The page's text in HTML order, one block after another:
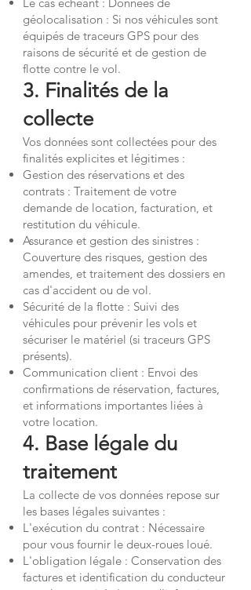
géolocalisation : Si nos véhicules sont
équipés de traceurs GPS pour des
raisons de sécurité et de gestion de
flotte contre le vol.
3. Finalités de la
collecte
Vos données sont collectées pour des
finalités explicites et légitimes :
Gestion des réservations et des
contrats : Traitement de votre
demande de location, facturation, et
restitution du véhicule.
Assurance et gestion des sinistres :
Couverture des risques, gestion des
amendes, et traitement des dossiers en
cas d'accident ou de vol.
Sécurité de la flotte : Suivi des
véhicules pour prévenir les vols et
sécuriser le matériel (si traceurs GPS
présents).
Communication client : Envoi des
confirmations de réservation, factures,
et informations importantes liées à
votre location.
4. Base légale du
traitement
La collecte de vos données repose sur
les bases légales suivantes :
L'exécution du contrat : Nécessaire
pour vous fournir le deux-roues loué.
L'obligation légale : Conservation des
factures et identification du conducteur